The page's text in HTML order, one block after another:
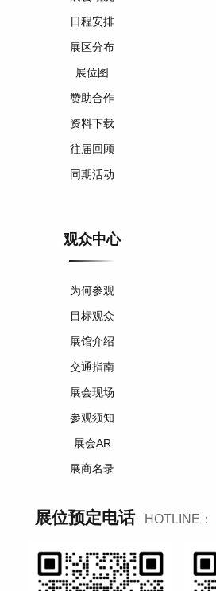
日程安排
展区分布
展位图
赞助合作
资料下载
往届回顾
同期活动
观众中心
为何参观
目标观众
展馆介绍
交通指南
展会现场
参观须知
展会AR
展商名录
展位预定电话 HOTLINE：